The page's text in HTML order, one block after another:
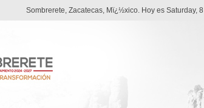
Sombrerete, Zacatecas, Mï¿½xico. Hoy es Saturday,